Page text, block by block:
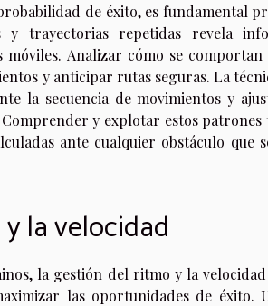
de éxito, es fundamental
y trayectorias repetidas revela
móviles. Analizar cómo se
y anticipar rutas seguras. La
la secuencia de movimientos y
y explotar estos
ante cualquier obstáculo
la velocidad
la gestión del ritmo y la
las oportunidades de éxito.